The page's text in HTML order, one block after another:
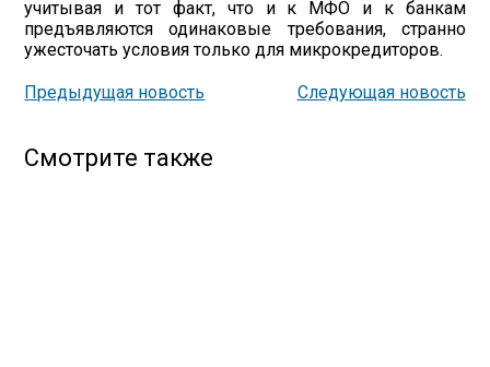
учитывая и тот факт, что и к МФО и к банкам
предъявляются одинаковые требования, странно
ужесточать условия только для микрокредиторов.
Предыдущая новость Следующая новость
Смотрите также